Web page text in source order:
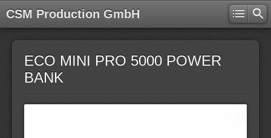
CSM Production GmbH
ECO MINI PRO 5000 POWER
BANK